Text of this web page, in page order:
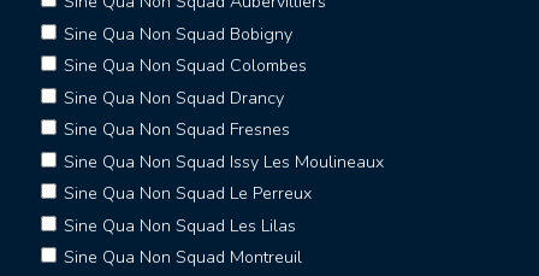
Sine Qua Non Squad Bobigny
Sine Qua Non Squad Colombes
Sine Qua Non Squad Drancy
Sine Qua Non Squad Fresnes
Sine Qua Non Squad Issy Les Moulineaux
Sine Qua Non Squad Le Perreux
Sine Qua Non Squad Les Lilas
Sine Qua Non Squad Montreuil